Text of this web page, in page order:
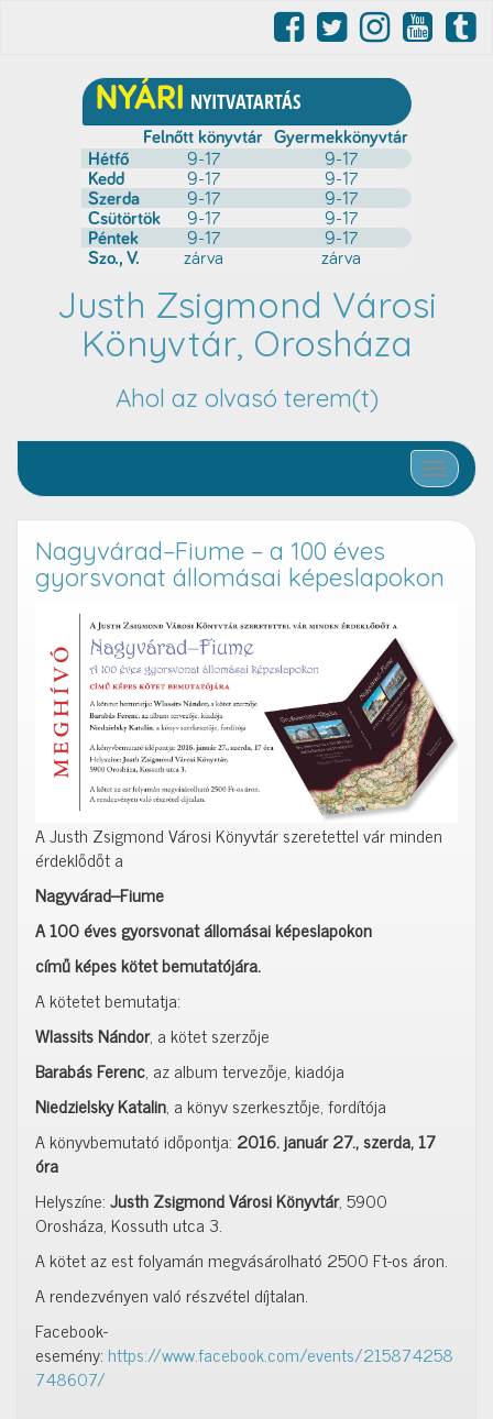
Justh Zsigmond Városi
Könyvtár, Orosháza
Ahol az olvasó terem(t)
Toggle
Nagyvárad–Fiume – a 100 éves
gyorsvonat állomásai képeslapokon
A Justh Zsigmond Városi Könyvtár szeretettel vár minden
érdeklődőt a
Nagyvárad–Fiume
A 100 éves gyorsvonat állomásai képeslapokon
című képes kötet bemutatójára.
A kötetet bemutatja:
Wlassits Nándor, a kötet szerzője
Barabás Ferenc, az album tervezője, kiadója
Niedzielsky Katalin, a könyv szerkesztője, fordítója
A könyvbemutató időpontja: 2016. január 27., szerda, 17
óra
Helyszíne:Justh Zsigmond Városi Könyvtár, 5900
Orosháza, Kossuth utca 3.
A kötet az est folyamán megvásárolható 2500 Ft-os áron.
A rendezvényen való részvétel díjtalan.
Facebook-
esemény: https://www.facebook.com/events/215874258
748607/